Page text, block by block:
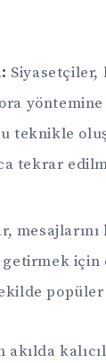
Siyasetçiler,
yöntemine
teknikle
tekrar
getirmek